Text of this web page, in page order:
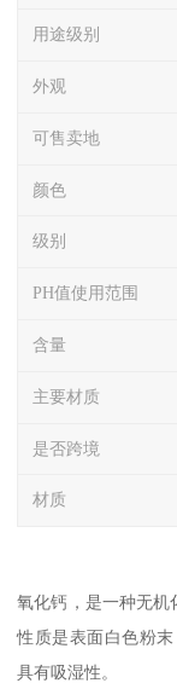
用途级别
外观
可售卖地
颜色
级别
PH值使用范围
含量
主要材质
是否跨境
材质
氧化钙，是一种无机
性质是表面白色粉
具有吸湿性。